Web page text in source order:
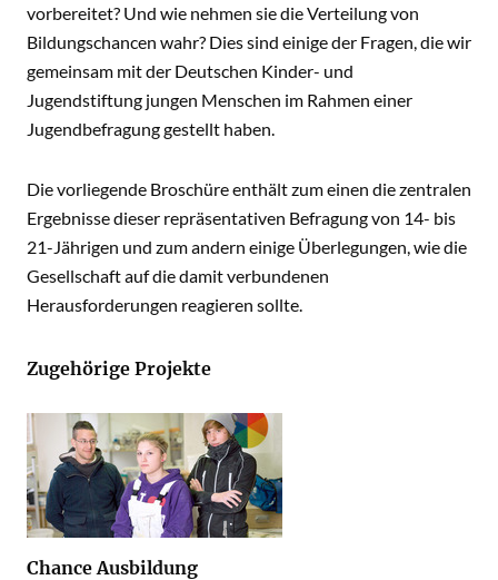
vorbereitet? Und wie nehmen sie die Verteilung von
Bildungschancen wahr? Dies sind einige der Fragen, die wir
gemeinsam mit der Deutschen Kinder- und
Jugendstiftung jungen Menschen im Rahmen einer
Jugendbefragung gestellt haben.
Die vorliegende Broschüre enthält zum einen die zentralen
Ergebnisse dieser repräsentativen Befragung von 14- bis
21-Jährigen und zum andern einige Überlegungen, wie die
Gesellschaft auf die damit verbundenen
Herausforderungen reagieren sollte.
Zugehörige Projekte
Chance Ausbildung